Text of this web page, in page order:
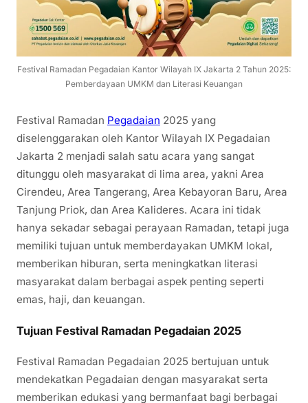
Festival Ramadan Pegadaian Kantor Wilayah IX Jakarta 2 Tahun 2025:
Pemberdayaan UMKM dan Literasi Keuangan
Festival Ramadan Pegadaian 2025 yang
diselenggarakan oleh Kantor Wilayah IX Pegadaian
Jakarta 2 menjadi salah satu acara yang sangat
ditunggu oleh masyarakat di lima area, yakni Area
Cirendeu, Area Tangerang, Area Kebayoran Baru, Area
Tanjung Priok, dan Area Kalideres. Acara ini tidak
hanya sekadar sebagai perayaan Ramadan, tetapi juga
memiliki tujuan untuk memberdayakan UMKM lokal,
memberikan hiburan, serta meningkatkan literasi
masyarakat dalam berbagai aspek penting seperti
emas, haji, dan keuangan.
Tujuan Festival Ramadan Pegadaian 2025
Festival Ramadan Pegadaian 2025 bertujuan untuk
mendekatkan Pegadaian dengan masyarakat serta
memberikan edukasi yang bermanfaat bagi berbagai